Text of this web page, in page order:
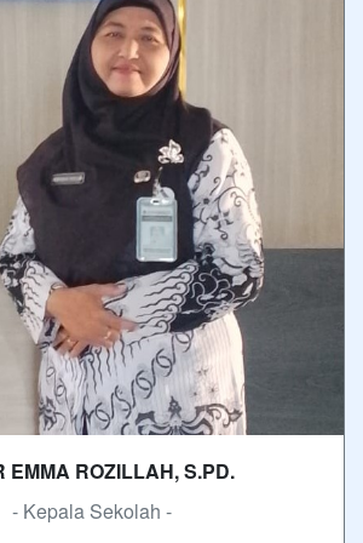
EMMA ROZILLAH, S.PD.
- Kepala Sekolah -